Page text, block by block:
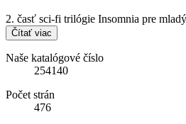
2. časť sci-fi trilógie Insomnia pre
Čítať viac
Naše katalógové číslo
254140
Počet strán
476